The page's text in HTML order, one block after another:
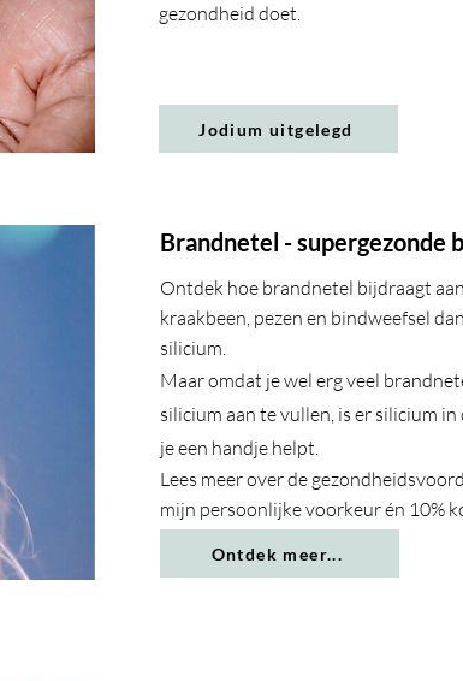
gezondheid doet.
Jodium uitgelegd
Brandnetel - supergezonde
Ontdek hoe brandnetel bijdraagt
kraakbeen, pezen en bindweefsel
silicium.
Maar omdat je wel erg veel
silicium aan te vullen, is er silicium
je een handje helpt.
Lees meer over de
mijn persoonlijke voorkeur én 10%
Ontdek meer...